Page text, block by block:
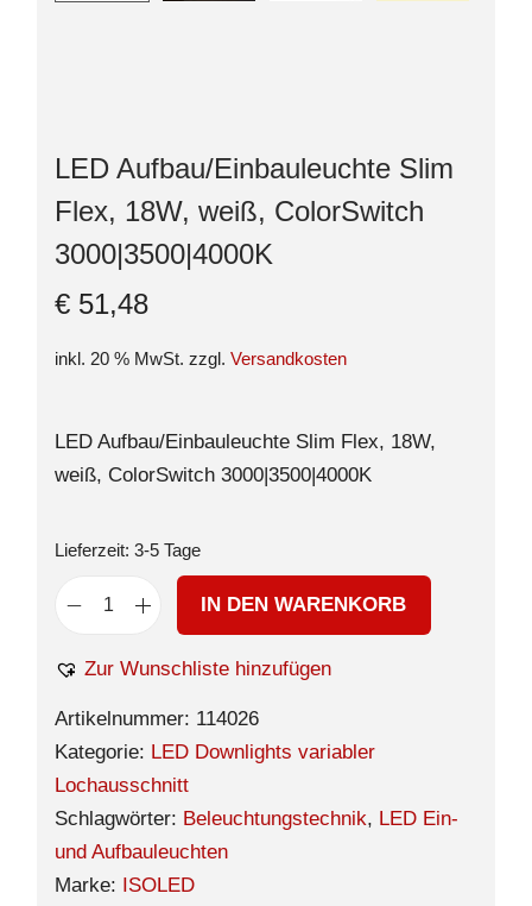
LED Aufbau/Einbauleuchte Slim
Flex, 18W, weiß, ColorSwitch
3000|3500|4000K
€ 51,48
inkl. 20 % MwSt. zzgl. Versandkosten
LED Aufbau/Einbauleuchte Slim Flex, 18W,
weiß, ColorSwitch 3000|3500|4000K
Lieferzeit: 3-5 Tage
IN DEN WARENKORB
Zur Wunschliste hinzufügen
Artikelnummer: 114026
Kategorie: LED Downlights variabler
Lochausschnitt
Schlagwörter: Beleuchtungstechnik, LED Ein-
und Aufbauleuchten
Marke: ISOLED